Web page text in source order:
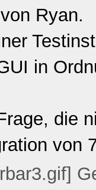
Ryan.
in
die
von